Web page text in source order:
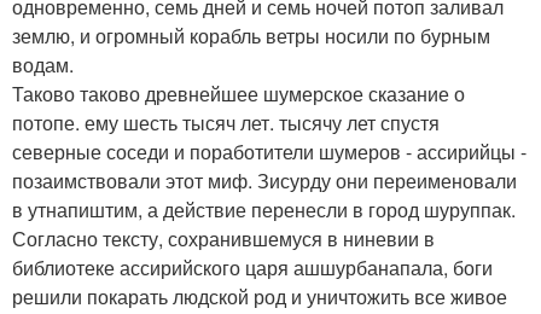
одновременно, семь дней и семь ночей потоп заливал
землю, и огромный корабль ветры носили по бурным
водам.
Таково таково древнейшее шумерское сказание о
потопе. ему шесть тысяч лет. тысячу лет спустя
северные соседи и поработители шумеров - ассирийцы -
позаимствовали этот миф. Зисурду они переименовали
в утнапиштим, а действие перенесли в город шуруппак.
Согласно тексту, сохранившемуся в ниневии в
библиотеке ассирийского царя ашшурбанапала, боги
решили покарать людской род и уничтожить все живое